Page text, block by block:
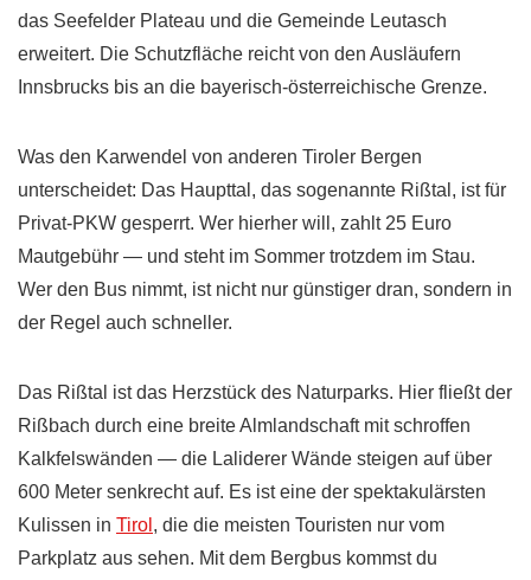
das Seefelder Plateau und die Gemeinde Leutasch
erweitert. Die Schutzfläche reicht von den Ausläufern
Innsbrucks bis an die bayerisch-österreichische Grenze.
Was den Karwendel von anderen Tiroler Bergen
unterscheidet: Das Haupttal, das sogenannte Rißtal, ist für
Privat-PKW gesperrt. Wer hierher will, zahlt 25 Euro
Mautgebühr — und steht im Sommer trotzdem im Stau.
Wer den Bus nimmt, ist nicht nur günstiger dran, sondern in
der Regel auch schneller.
Das Rißtal ist das Herzstück des Naturparks. Hier fließt der
Rißbach durch eine breite Almlandschaft mit schroffen
Kalkfelswänden — die Laliderer Wände steigen auf über
600 Meter senkrecht auf. Es ist eine der spektakulärsten
Kulissen in Tirol , die die meisten Touristen nur vom
Parkplatz aus sehen. Mit dem Bergbus kommst du